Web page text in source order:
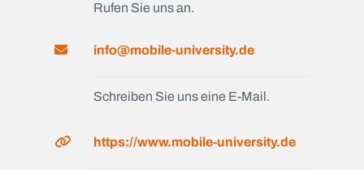
Rufen Sie uns an.
info@mobile-university.de
Schreiben Sie uns eine E-Mail.
https://www.mobile-university.de